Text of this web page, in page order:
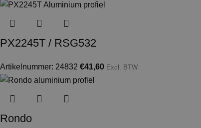
PX2245T / RSG532
Artikelnummer: 24832 €41,60 Excl. BTW
Rondo